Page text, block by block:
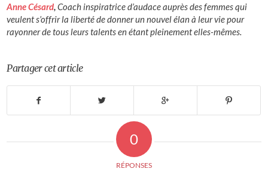
Anne Césard,Coach inspiratrice d’audace auprès des femmes qui
veulent s’offrir la liberté de donner un nouvel élan à leur vie pour
rayonner de tous leurs talents en étant pleinement elles-mêmes.
Partager cet article
0
RÉPONSES